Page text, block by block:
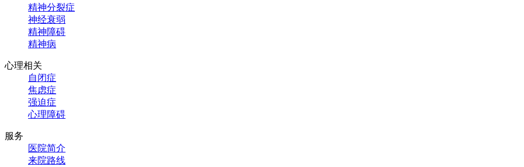
精神分裂症
神经衰弱
精神障碍
精神病
心理相关
自闭症
焦虑症
强迫症
心理障碍
服务
医院简介
来院路线